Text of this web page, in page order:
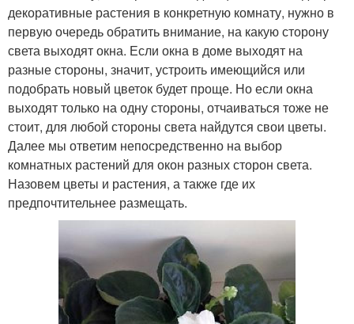
декоративные растения в конкретную комнату, нужно в
первую очередь обратить внимание, на какую сторону
света выходят окна. Если окна в доме выходят на
разные стороны, значит, устроить имеющийся или
подобрать новый цветок будет проще. Но если окна
выходят только на одну стороны, отчаиваться тоже не
стоит, для любой стороны света найдутся свои цветы.
Далее мы ответим непосредственно на выбор
комнатных растений для окон разных сторон света.
Назовем цветы и растения, а также где их
предпочтительнее размещать.